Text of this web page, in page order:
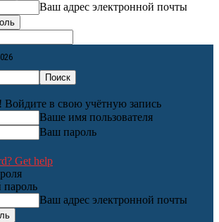
Ваш адрес электронной почты
Войдите в свою учётную запись
Ваше имя пользователя
Ваш пароль
Get help
пароль
Ваш адрес электронной почты